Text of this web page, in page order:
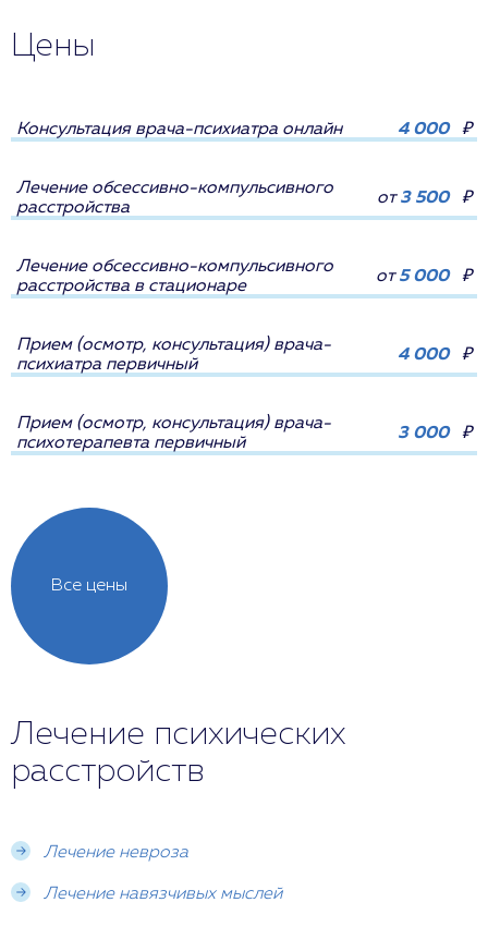
Цены
Все цены
Консультация врача-психиатра онлайн 4 000 ₽
Лечение обсессивно-компульсивного
расстройства
от3 500 ₽
Лечение обсессивно-компульсивного
расстройства в стационаре
от5 000 ₽
Прием (осмотр, консультация) врача-
психиатра первичный
4 000 ₽
Прием (осмотр, консультация) врача-
психотерапевта первичный
3 000 ₽
Лечение психических
расстройств
Лечение невроза
Лечение навязчивых мыслей